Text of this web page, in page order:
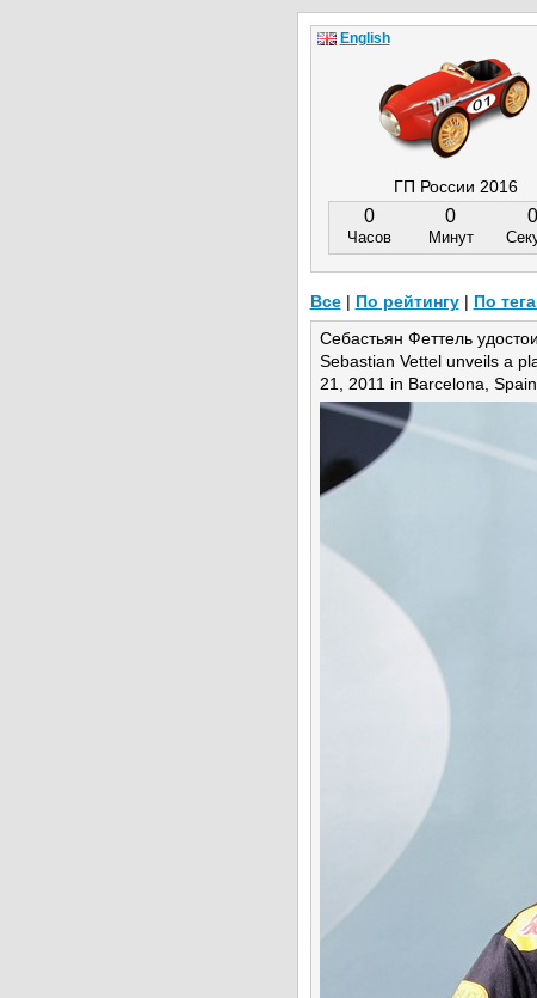
Себастьян Феттель
Sebastian Vettel unveils a
21, 2011 in Barcelona, Spain.
ГП России 2016
0
Часов
0
Минут
0
English
Все| По рейтингу| По